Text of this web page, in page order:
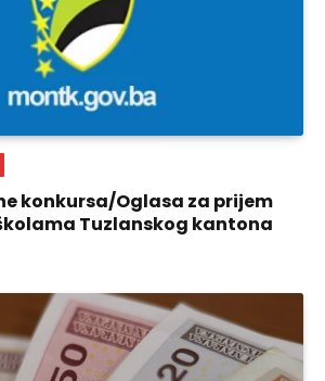
konkursa/Oglasa za prijem
Tuzlanskog kantona